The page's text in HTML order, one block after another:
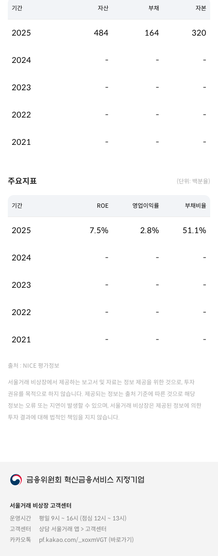
기간 자산 부채 자본
2025 484 164 320
2024 - - -
2023 - - -
2022 - - -
2021 - - -
주요지표 (단위: 백분율)
기간 ROE 영업이익률 부채비율
2025 7.5% 2.8% 51.1%
2024 - - -
2023 - - -
2022 - - -
2021 - - -
출처 : NICE 평가정보
서울거래 비상장에서 제공하는 보고서 및 자료는 정보 제공을 위한 것으로, 투자
권유를 목적으로 하지 않습니다. 제공되는 정보는 출처 기준에 따른 것으로 해당
정보는 오류 또는 지연이 발생할 수 있으며, 서울거래 비상장은 제공된 정보에 의한
투자 결과에 대해 법적인 책임을 지지 않습니다.
서울거래 비상장 고객센터
운영시간
평일 9시 ~ 16시 (점심 12시 ~ 13시)
고객센터
상담 서울거래 앱 > 고객센터
카카오톡
pf.kakao.com/_xoxmVGT (바로가기)